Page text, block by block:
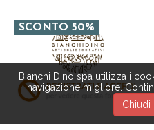
Bianchi Dino spa utilizza i
navigazione migliore.
Chiudi
SCONTO 50%